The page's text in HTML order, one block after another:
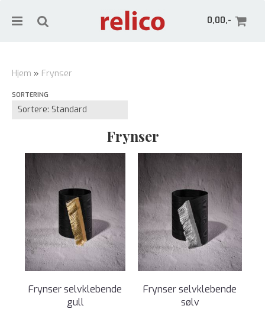
0,00,-
Hjem » Frynser
SORTERING
Frynser
Frynser selvklebende
gull
Frynser selvklebende
sølv